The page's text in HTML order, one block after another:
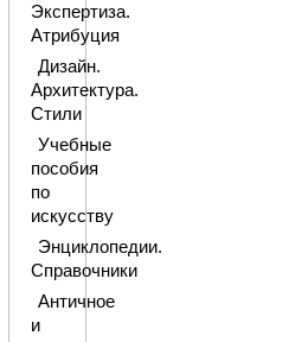
Экспертиза.
Атрибуция
Дизайн.
Архитектура.
Стили
Учебные
пособия
по
искусству
Энциклопедии.
Справочники
Античное
и